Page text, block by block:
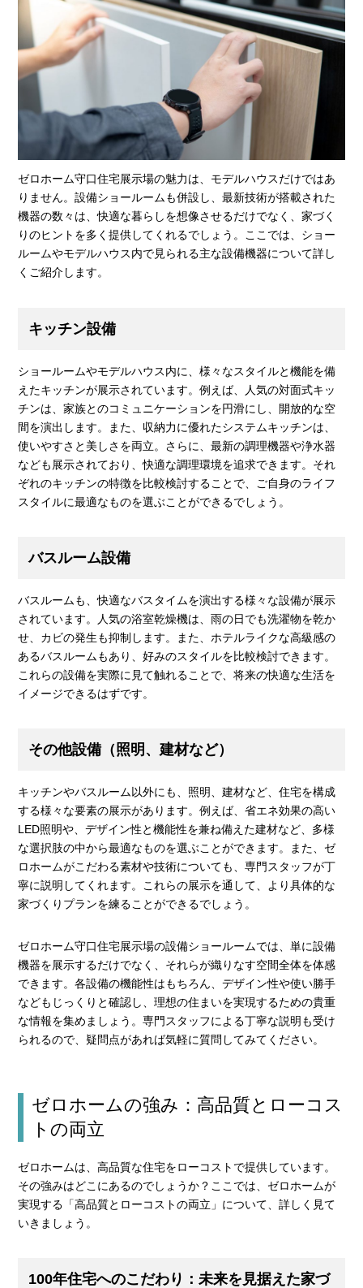
ゼロホーム守口住宅展示場の魅力は、モデルハウスだけではあ
りません。設備ショールームも併設し、最新技術が搭載された
機器の数々は、快適な暮らしを想像させるだけでなく、家づく
りのヒントを多く提供してくれるでしょう。ここでは、ショー
ルームやモデルハウス内で見られる主な設備機器について詳し
くご紹介します。
キッチン設備
ショールームやモデルハウス内に、様々なスタイルと機能を備
えたキッチンが展示されています。例えば、人気の対面式キッ
チンは、家族とのコミュニケーションを円滑にし、開放的な空
間を演出します。また、収納力に優れたシステムキッチンは、
使いやすさと美しさを両立。さらに、最新の調理機器や浄水器
なども展示されており、快適な調理環境を追求できます。それ
ぞれのキッチンの特徴を比較検討することで、ご自身のライフ
スタイルに最適なものを選ぶことができるでしょう。
バスルーム設備
バスルームも、快適なバスタイムを演出する様々な設備が展示
されています。人気の浴室乾燥機は、雨の日でも洗濯物を乾か
せ、カビの発生も抑制します。また、ホテルライクな高級感の
あるバスルームもあり、好みのスタイルを比較検討できます。
これらの設備を実際に見て触れることで、将来の快適な生活を
イメージできるはずです。
その他設備（照明、建材など）
キッチンやバスルーム以外にも、照明、建材など、住宅を構成
する様々な要素の展示があります。例えば、省エネ効果の高い
LED照明や、デザイン性と機能性を兼ね備えた建材など、多様
な選択肢の中から最適なものを選ぶことができます。また、ゼ
ロホームがこだわる素材や技術についても、専門スタッフが丁
寧に説明してくれます。これらの展示を通して、より具体的な
家づくりプランを練ることができるでしょう。
ゼロホーム守口住宅展示場の設備ショールームでは、単に設備
機器を展示するだけでなく、それらが織りなす空間全体を体感
できます。各設備の機能性はもちろん、デザイン性や使い勝手
などもじっくりと確認し、理想の住まいを実現するための貴重
な情報を集めましょう。専門スタッフによる丁寧な説明も受け
られるので、疑問点があれば気軽に質問してみてください。
ゼロホームの強み：高品質とローコス
トの両立
ゼロホームは、高品質な住宅をローコストで提供しています。
その強みはどこにあるのでしょうか？ここでは、ゼロホームが
実現する「高品質とローコストの両立」について、詳しく見て
いきましょう。
100年住宅へのこだわり：未来を見据えた家づ